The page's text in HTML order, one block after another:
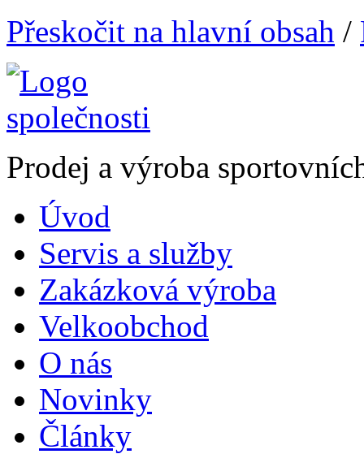
Přeskočit na hlavní obsah /
Prodej a výroba
Úvod
Servis a služby
Zakázková výroba
Velkoobchod
O nás
Novinky
Články